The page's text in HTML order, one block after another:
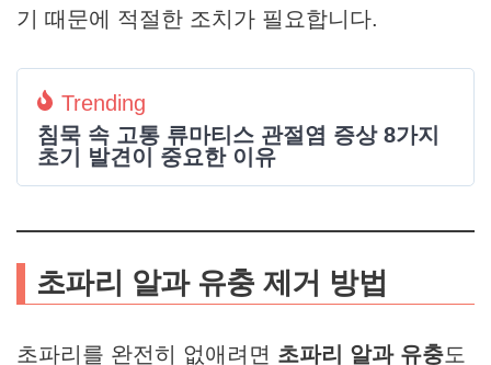
기 때문에 적절한 조치가 필요합니다.
Trending
침묵 속 고통 류마티스 관절염 증상 8가지
초기 발견이 중요한 이유
초파리 알과 유충 제거 방법
초파리를 완전히 없애려면 초파리 알과 유충도